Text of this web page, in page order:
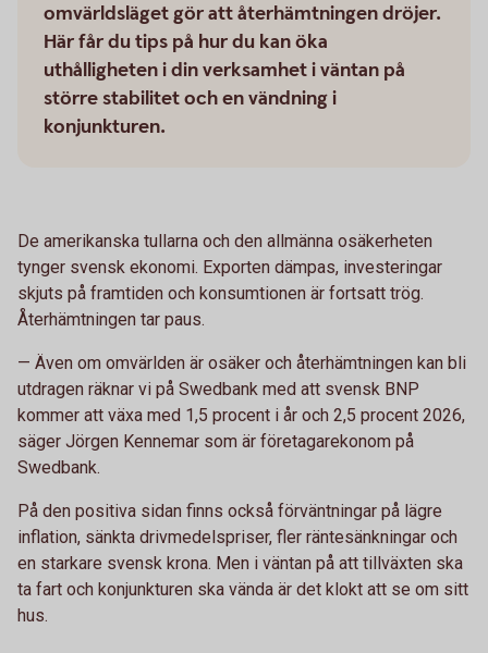
omvärldsläget gör att återhämtningen dröjer.
Här får du tips på hur du kan öka
uthålligheten i din verksamhet i väntan på
större stabilitet och en vändning i
konjunkturen.
De amerikanska tullarna och den allmänna osäkerheten
tynger svensk ekonomi. Exporten dämpas, investeringar
skjuts på framtiden och konsumtionen är fortsatt trög.
Återhämtningen tar paus.
— Även om omvärlden är osäker och återhämtningen kan bli
utdragen räknar vi på Swedbank med att svensk BNP
kommer att växa med 1,5 procent i år och 2,5 procent 2026,
säger Jörgen Kennemar som är företagarekonom på
Swedbank.
På den positiva sidan finns också förväntningar på lägre
inflation, sänkta drivmedelspriser, fler räntesänkningar och
en starkare svensk krona. Men i väntan på att tillväxten ska
ta fart och konjunkturen ska vända är det klokt att se om sitt
hus.